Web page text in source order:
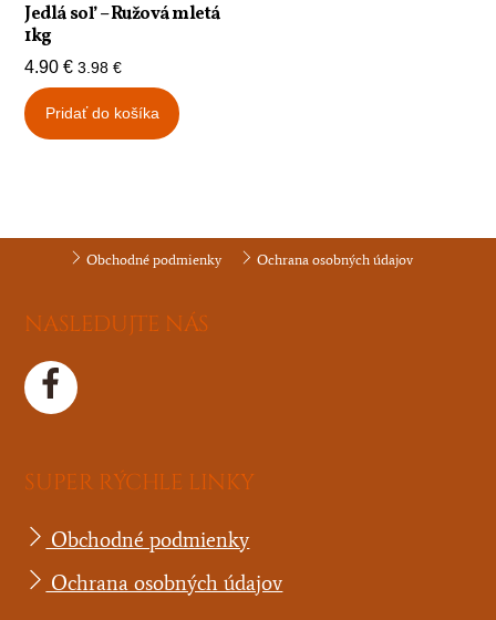
Jedlá soľ – Ružová mletá
1kg
4.90€ 3.98€
Pridať do košíka
Obchodné podmienky Ochrana osobných údajov
NASLEDUJTE NÁS
SUPER RÝCHLE LINKY
Obchodné podmienky
Ochrana osobných údajov